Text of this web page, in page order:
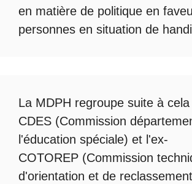
en matière de politique en
personnes en situation de
La MDPH regroupe suite à
CDES (Commission
l'éducation spéciale) et l'ex-
COTOREP (Commission
d'orientation et de reclassement